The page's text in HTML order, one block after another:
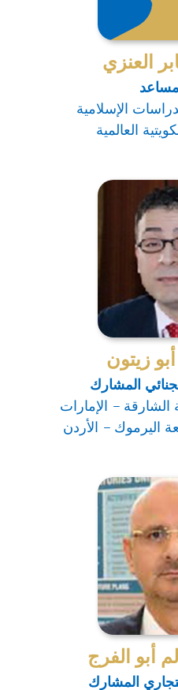
العنزي
الإسلامية
العالمية
زيتون
المشارك
الشارقة – الإمارات
اليرموك – الأردن
أبو الفرج
المشارك